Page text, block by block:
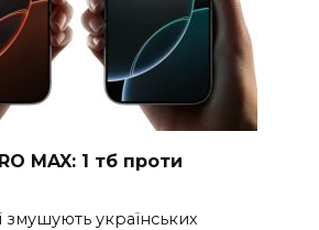
MAX: 1 тб проти
змушують українських